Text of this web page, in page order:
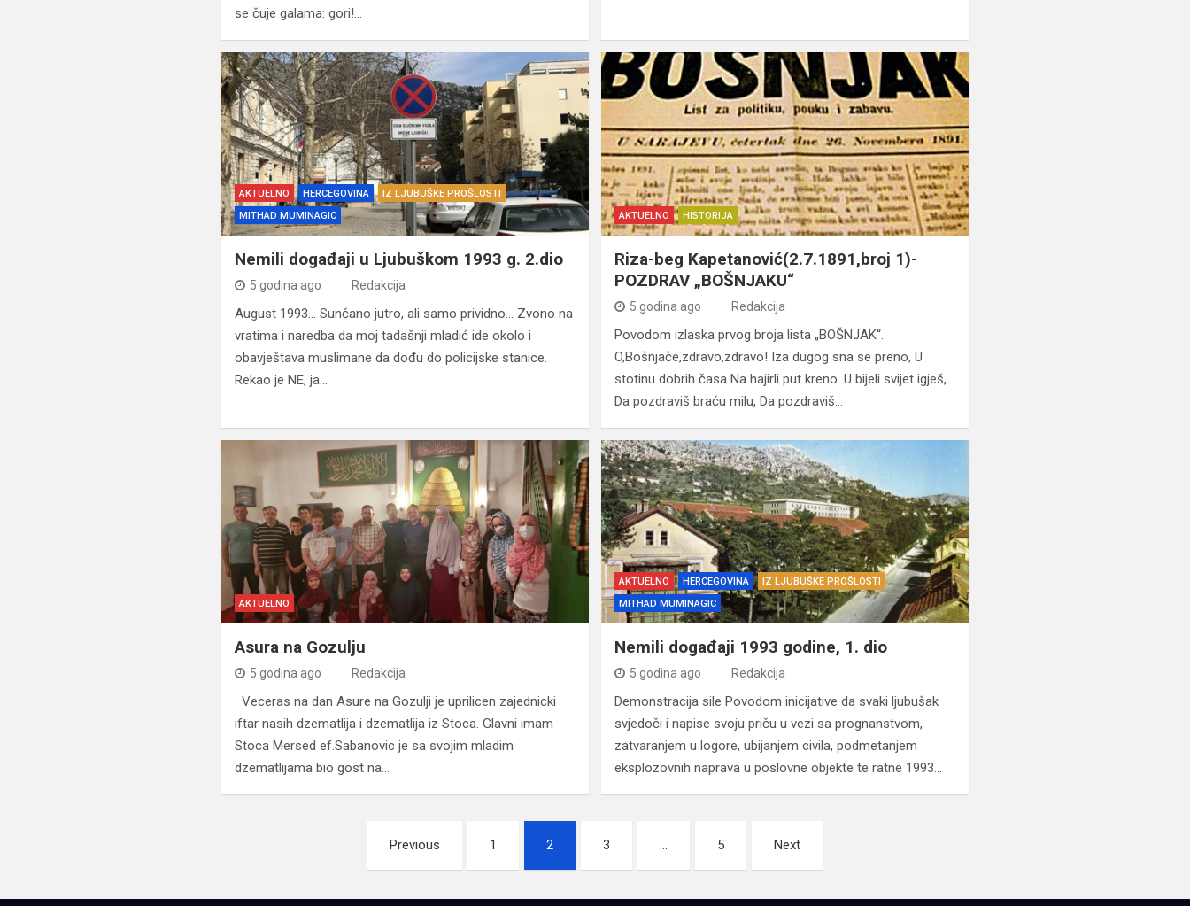
se čuje galama: gori!…
AKTUELNO HERCEGOVINA
IZ LJUBUŠKE PROŠLOSTI
MITHAD MUMINAGIC
Nemili događaji u Ljubuškom 1993 g. 2.dio
5 godina ago Redakcija
August 1993… Sunčano jutro, ali samo prividno… Zvono na
vratima i naredba da moj tadašnji mladić ide okolo i
obavještava muslimane da dođu do policijske stanice.
Rekao je NE, ja…
AKTUELNO HISTORIJA
Riza-beg Kapetanović(2.7.1891,broj 1)-
POZDRAV „BOŠNJAKU“
5 godina ago Redakcija
Povodom izlaska prvog broja lista „BOŠNJAK“.
O,Bošnjače,zdravo,zdravo! Iza dugog sna se preno, U
stotinu dobrih časa Na hajirli put kreno. U bijeli svijet igješ,
Da pozdraviš braću milu, Da pozdraviš…
AKTUELNO
Asura na Gozulju
5 godina ago Redakcija
Veceras na dan Asure na Gozulji je uprilicen zajednicki
iftar nasih dzematlija i dzematlija iz Stoca. Glavni imam
Stoca Mersed ef.Sabanovic je sa svojim mladim
dzematlijama bio gost na…
AKTUELNO HERCEGOVINA
IZ LJUBUŠKE PROŠLOSTI
MITHAD MUMINAGIC
Nemili događaji 1993 godine, 1. dio
5 godina ago Redakcija
Demonstracija sile Povodom inicijative da svaki ljubušak
svjedoči i napise svoju priču u vezi sa prognanstvom,
zatvaranjem u logore, ubijanjem civila, podmetanjem
eksplozovnih naprava u poslovne objekte te ratne 1993…
Previous 1 2 3 … 5 Next